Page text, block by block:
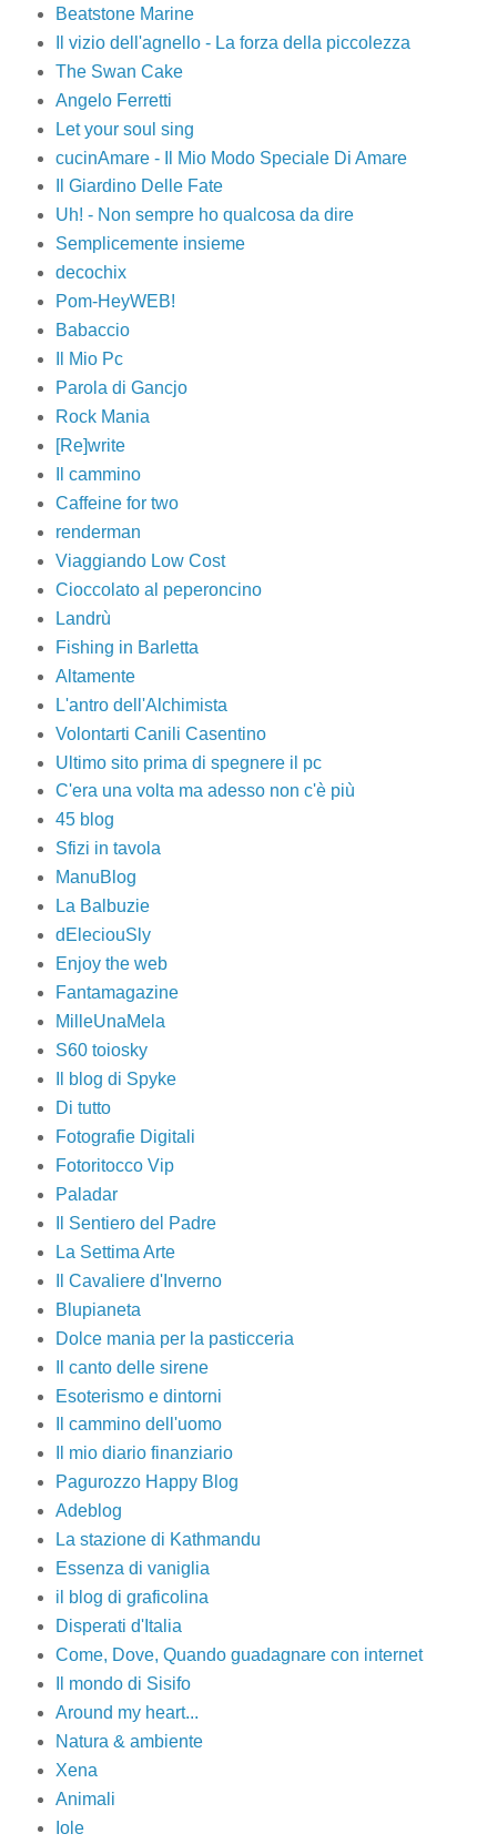
Beatstone Marine
Il vizio dell'agnello - La forza della piccolezza
The Swan Cake
Angelo Ferretti
Let your soul sing
cucinAmare - Il Mio Modo Speciale Di Amare
Il Giardino Delle Fate
Uh! - Non sempre ho qualcosa da dire
Semplicemente insieme
decochix
Pom-HeyWEB!
Babaccio
Il Mio Pc
Parola di Gancjo
Rock Mania
[Re]write
Il cammino
Caffeine for two
renderman
Viaggiando Low Cost
Cioccolato al peperoncino
Landrù
Fishing in Barletta
Altamente
L'antro dell'Alchimista
Volontarti Canili Casentino
Ultimo sito prima di spegnere il pc
C'era una volta ma adesso non c'è più
45 blog
Sfizi in tavola
ManuBlog
La Balbuzie
dEleciouSly
Enjoy the web
Fantamagazine
MilleUnaMela
S60 toiosky
Il blog di Spyke
Di tutto
Fotografie Digitali
Fotoritocco Vip
Paladar
Il Sentiero del Padre
La Settima Arte
Il Cavaliere d'Inverno
Blupianeta
Dolce mania per la pasticceria
Il canto delle sirene
Esoterismo e dintorni
Il cammino dell'uomo
Il mio diario finanziario
Pagurozzo Happy Blog
Adeblog
La stazione di Kathmandu
Essenza di vaniglia
il blog di graficolina
Disperati d'Italia
Come, Dove, Quando guadagnare con internet
Il mondo di Sisifo
Around my heart...
Natura & ambiente
Xena
Animali
Iole